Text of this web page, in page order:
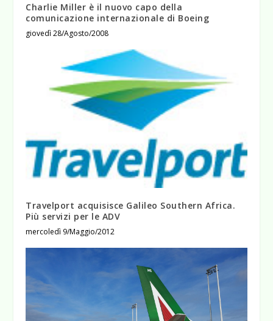
Charlie Miller è il nuovo capo della
comunicazione internazionale di Boeing
giovedì 28/Agosto/2008
Travelport acquisisce Galileo Southern Africa.
Più servizi per le ADV
mercoledì 9/Maggio/2012